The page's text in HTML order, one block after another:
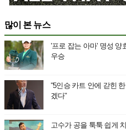
많이 본 뉴스
'프로 잡는 아마' 명성 양
우승
"5인승 카트 안에 갇힌
겠다"
고수가 공을 툭툭 쉽게